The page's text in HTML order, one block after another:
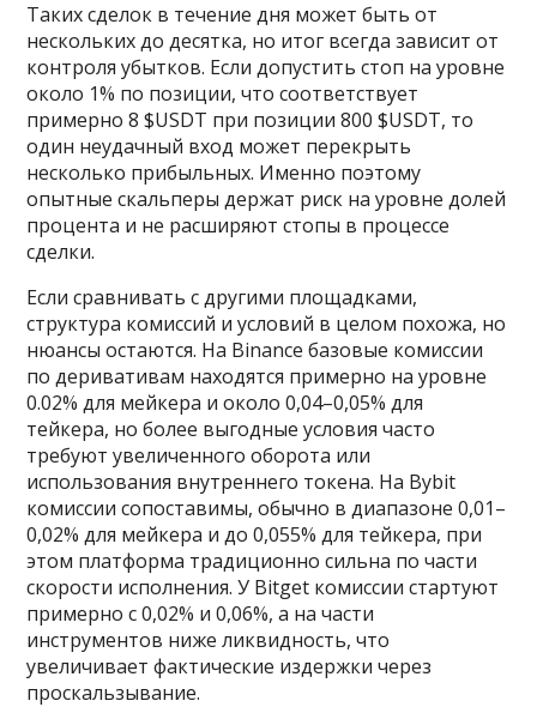
Таких сделок в течение дня может быть от
нескольких до десятка, но итог всегда зависит от
контроля убытков. Если допустить стоп на уровне
около 1% по позиции, что соответствует
примерно 8 $USDT при позиции 800 $USDT, то
один неудачный вход может перекрыть
несколько прибыльных. Именно поэтому
опытные скальперы держат риск на уровне долей
процента и не расширяют стопы в процессе
сделки.
Если сравнивать с другими площадками,
структура комиссий и условий в целом похожа, но
нюансы остаются. На Binance базовые комиссии
по деривативам находятся примерно на уровне
0.02% для мейкера и около 0,04–0,05% для
тейкера, но более выгодные условия часто
требуют увеличенного оборота или
использования внутреннего токена. На Bybit
комиссии сопоставимы, обычно в диапазоне 0,01–
0,02% для мейкера и до 0,055% для тейкера, при
этом платформа традиционно сильна по части
скорости исполнения. У Bitget комиссии стартуют
примерно с 0,02% и 0,06%, а на части
инструментов ниже ликвидность, что
увеличивает фактические издержки через
проскальзывание.